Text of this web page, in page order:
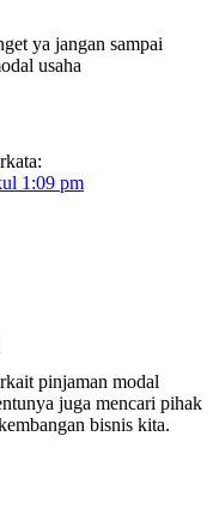
ya jangan sampai
usaha
1:09 pm
pinjaman modal
juga mencari pihak
bisnis kita.